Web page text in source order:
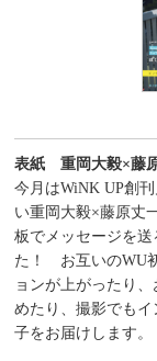
表紙 重岡大毅×藤
今月はWiNK UP創
い重岡大毅×藤原丈
板でメッセージを
た！ お互いのWU
ョンが上がったり
めたり、撮影でも
子をお届けします。